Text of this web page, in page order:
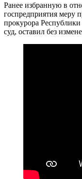
Ранее избранную в
госпредприятия меру
прокурора Республики
суд, оставил без